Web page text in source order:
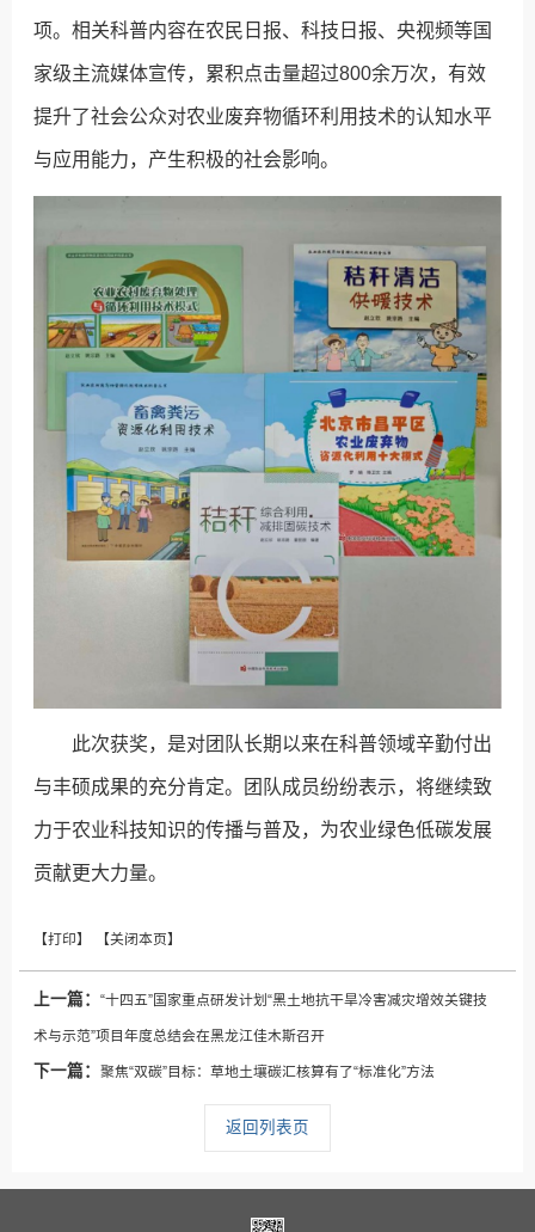
项。相关科普内容在农民日报、科技日报、央视频等国
家级主流媒体宣传，累积点击量超过800余万次，有效
提升了社会公众对农业废弃物循环利用技术的认知水平
与应用能力，产生积极的社会影响。
此次获奖，是对团队长期以来在科普领域辛勤付出
与丰硕成果的充分肯定。团队成员纷纷表示，将继续致
力于农业科技知识的传播与普及，为农业绿色低碳发展
贡献更大力量。
上一篇：“十四五”国家重点研发计划“黑土地抗干旱冷害减灾增效关键技
术与示范”项目年度总结会在黑龙江佳木斯召开
下一篇：聚焦“双碳”目标：草地土壤碳汇核算有了“标准化”方法
返回列表页